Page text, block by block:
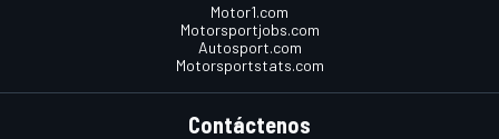
Motor1.com
Motorsportjobs.com
Autosport.com
Motorsportstats.com
Contáctenos